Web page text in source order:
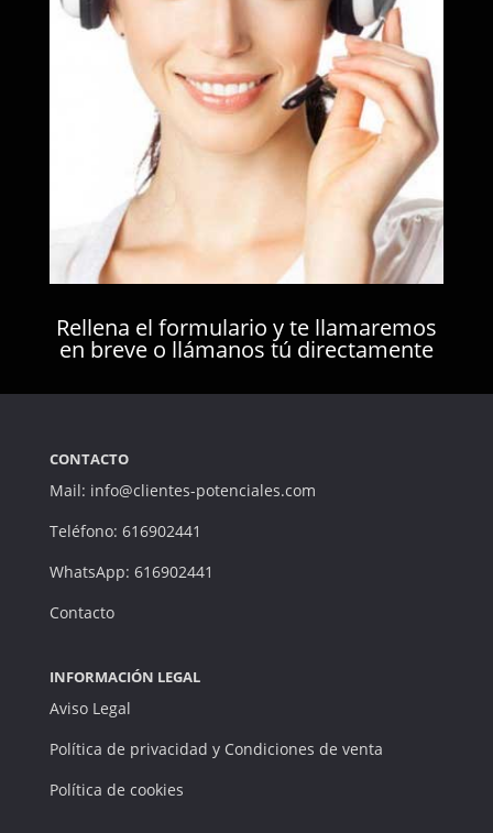
Rellena el formulario y te llamaremos
en breve o llámanos tú directamente
CONTACTO
Mail: info@clientes-potenciales.com
Teléfono: 616902441
WhatsApp: 616902441
Contacto
INFORMACIÓN LEGAL
Aviso Legal
Política de privacidad y Condiciones de venta
Política de cookies